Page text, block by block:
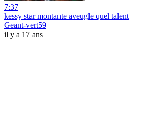
7:37
kessy star montante aveugle quel talent
Geant-vert59
il y a 17 ans